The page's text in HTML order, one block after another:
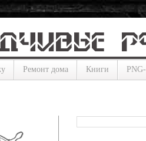
Ремонт дома Книги